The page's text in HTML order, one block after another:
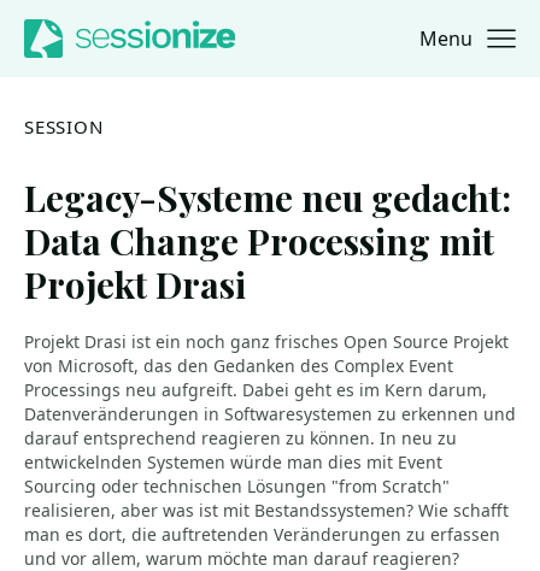
Jump to navigation
Jump to content Menu
SESSION
Legacy-Systeme neu gedacht:
Data Change Processing mit
Projekt Drasi
Projekt Drasi ist ein noch ganz frisches Open Source Projekt
von Microsoft, das den Gedanken des Complex Event
Processings neu aufgreift. Dabei geht es im Kern darum,
Datenveränderungen in Softwaresystemen zu erkennen und
darauf entsprechend reagieren zu können. In neu zu
entwickelnden Systemen würde man dies mit Event
Sourcing oder technischen Lösungen "from Scratch"
realisieren, aber was ist mit Bestandssystemen? Wie schafft
man es dort, die auftretenden Veränderungen zu erfassen
und vor allem, warum möchte man darauf reagieren?